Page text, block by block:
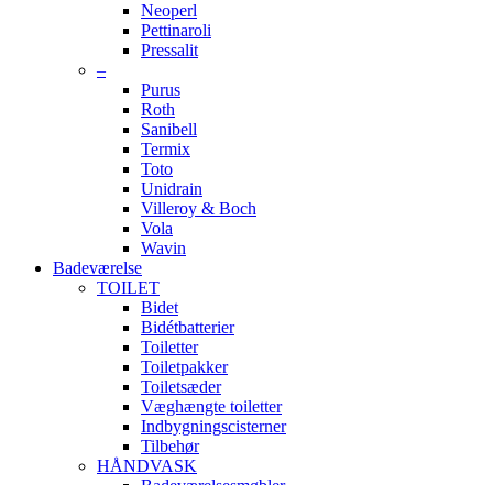
Neoperl
Pettinaroli
Pressalit
–
Purus
Roth
Sanibell
Termix
Toto
Unidrain
Villeroy & Boch
Vola
Wavin
Badeværelse
TOILET
Bidet
Bidétbatterier
Toiletter
Toiletpakker
Toiletsæder
Væghængte toiletter
Indbygningscisterner
Tilbehør
HÅNDVASK